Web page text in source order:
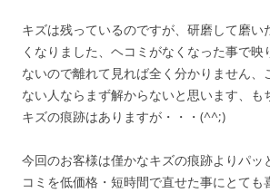
キズは残っているのですが、研磨して磨い
くなりました、ヘコミがなくなった事で映
ないので離れて見れば全く分かりません、
ない人ならまず解からないと思います、も
キズの痕跡はありますが・・・(^^;)
今回のお客様は僅かなキズの痕跡よりパッ
コミを低価格・短時間で直せた事にとても